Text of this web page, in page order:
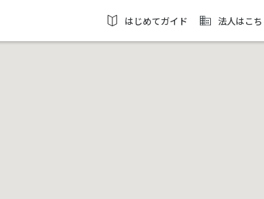
はじめてガイド 法人はこ